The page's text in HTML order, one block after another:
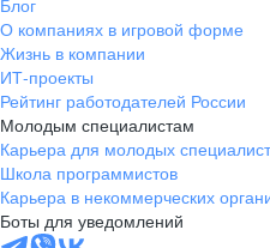
Блог
О компаниях в игровой форме
Жизнь в компании
ИТ-проекты
Рейтинг работодателей России
Молодым специалистам
Карьера для молодых
Школа программистов
Карьера в некоммерческих
Боты для уведомлений